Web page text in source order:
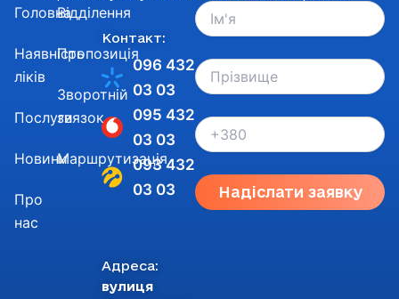
Адреса:
вулиця
Контакт:
096 432
03 03
095 432
03 03
093 432
03 03
Головна
Наявність
ліків
Послуги
Новини
Про
нас
Відділення
Пропозиція
Зворотній
звязок
Маршрутизація
Надіслати заявку